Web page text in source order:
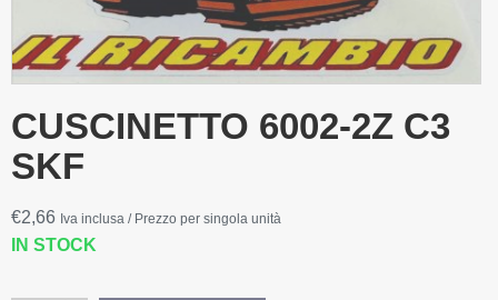
CUSCINETTO 6002-2Z C3
SKF
€2,66 Iva inclusa / Prezzo per singola unità
IN STOCK